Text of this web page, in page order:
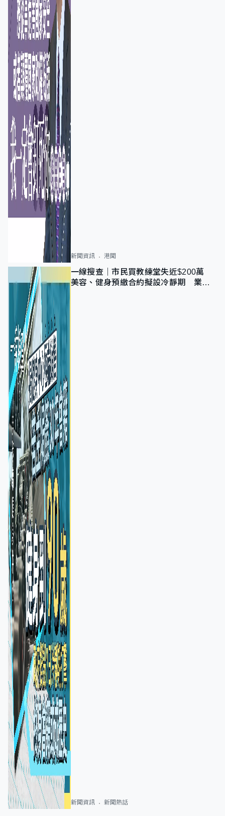
新聞資訊 港聞
一線搜查｜市民買教練堂失近$200萬
美容、健身預繳合約擬設冷靜期 業界
新聞資訊 新聞熱話